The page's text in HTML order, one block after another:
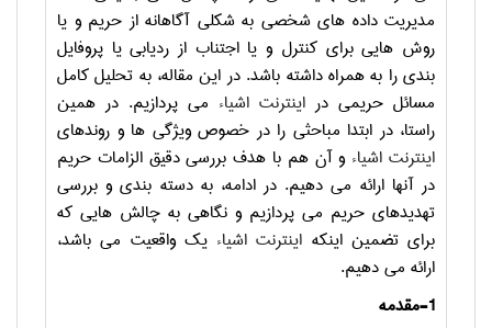
مدیریت داده های شخصی به شکلی آگاهانه از حریم و یا
روش هایی برای کنترل و یا اجتناب از ردیابی یا پروفایل
بندی را به همراه داشته باشد. در این مقاله، به تحلیل کامل
مسائل حریمی در اینترنت اشیاء می پردازیم. در همین
راستا، در ابتدا مباحثی را در خصوص ویژگی ها و روندهای
اینترنت اشیاء و آن هم با هدف بررسی دقیق الزامات حریم
در آنها ارائه می دهیم. در ادامه، به دسته بندی و بررسی
تهدیدهای حریم می پردازیم و نگاهی به چالش هایی که
برای تضمین اینکه اینترنت اشیاء یک واقعیت می باشد،
ارائه میدهیم.
1- مقدمه